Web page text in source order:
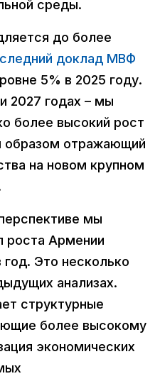
среды.
до более
доклад МВФ
5% в 2025 году.
2027 годах – мы
более высокий рост
образом отражающий
на новом крупном
мы
роста Армении
Это несколько
анализах.
структурные
более высокому
экономических